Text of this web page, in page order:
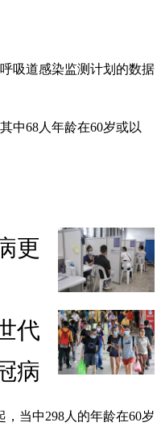
吸道感染监测计划的数据
中68人年龄在60岁或以
更
代
病
，当中298人的年龄在60岁